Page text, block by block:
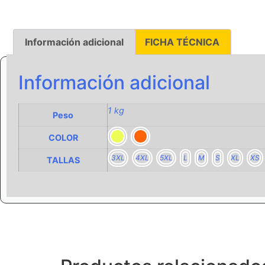
Información adicional FICHA TÉCNICA
Información adicional
Peso 1 kg
COLOR
TALLAS 3XL 4XL 5XL L M S XL XS